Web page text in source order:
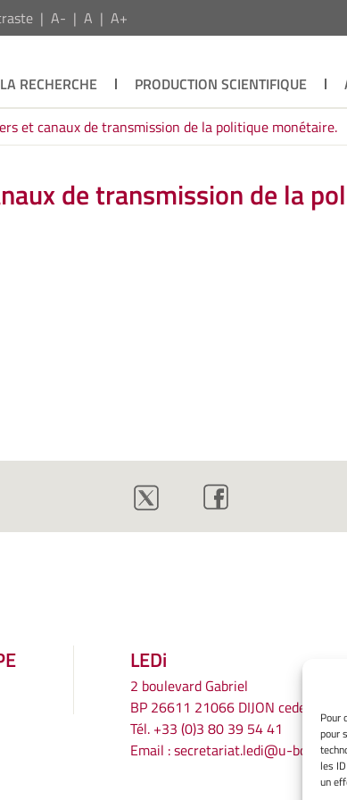
Pour
pour
les
un
A- A A+
LA RECHERCHE PRODUCTION SCIENTIFIQUE
et canaux de transmission de la politique monétaire.
de transmission de la
LEDi
2 boulevard Gabriel
BP 26611 21066 DIJON cedex
Tél. +33 (0)3 80 39 54 41
Email :secretariat.ledi@u-